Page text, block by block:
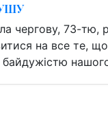
чергову, 73-
на все те,